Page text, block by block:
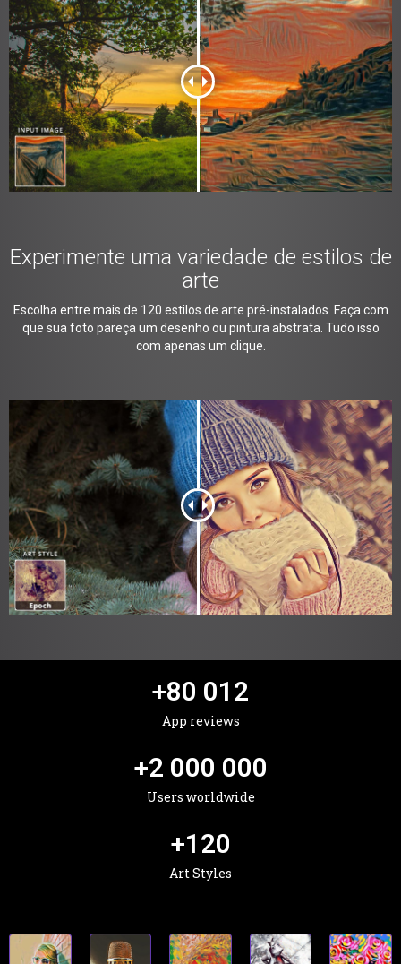
Experimente uma variedade de estilos de
arte
Escolha entre mais de 120 estilos de arte pré-instalados. Faça com
que sua foto pareça um desenho ou pintura abstrata. Tudo isso
com apenas um clique.
+80 012
App reviews
+2 000 000
Users worldwide
+120
Art Styles